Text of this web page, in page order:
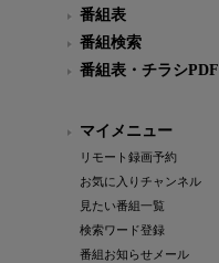
番組表
番組検索
番組表・チラシPDF
マイメニュー
リモート録画予約
お気に入りチャンネル
見たい番組一覧
検索ワード登録
番組お知らせメール